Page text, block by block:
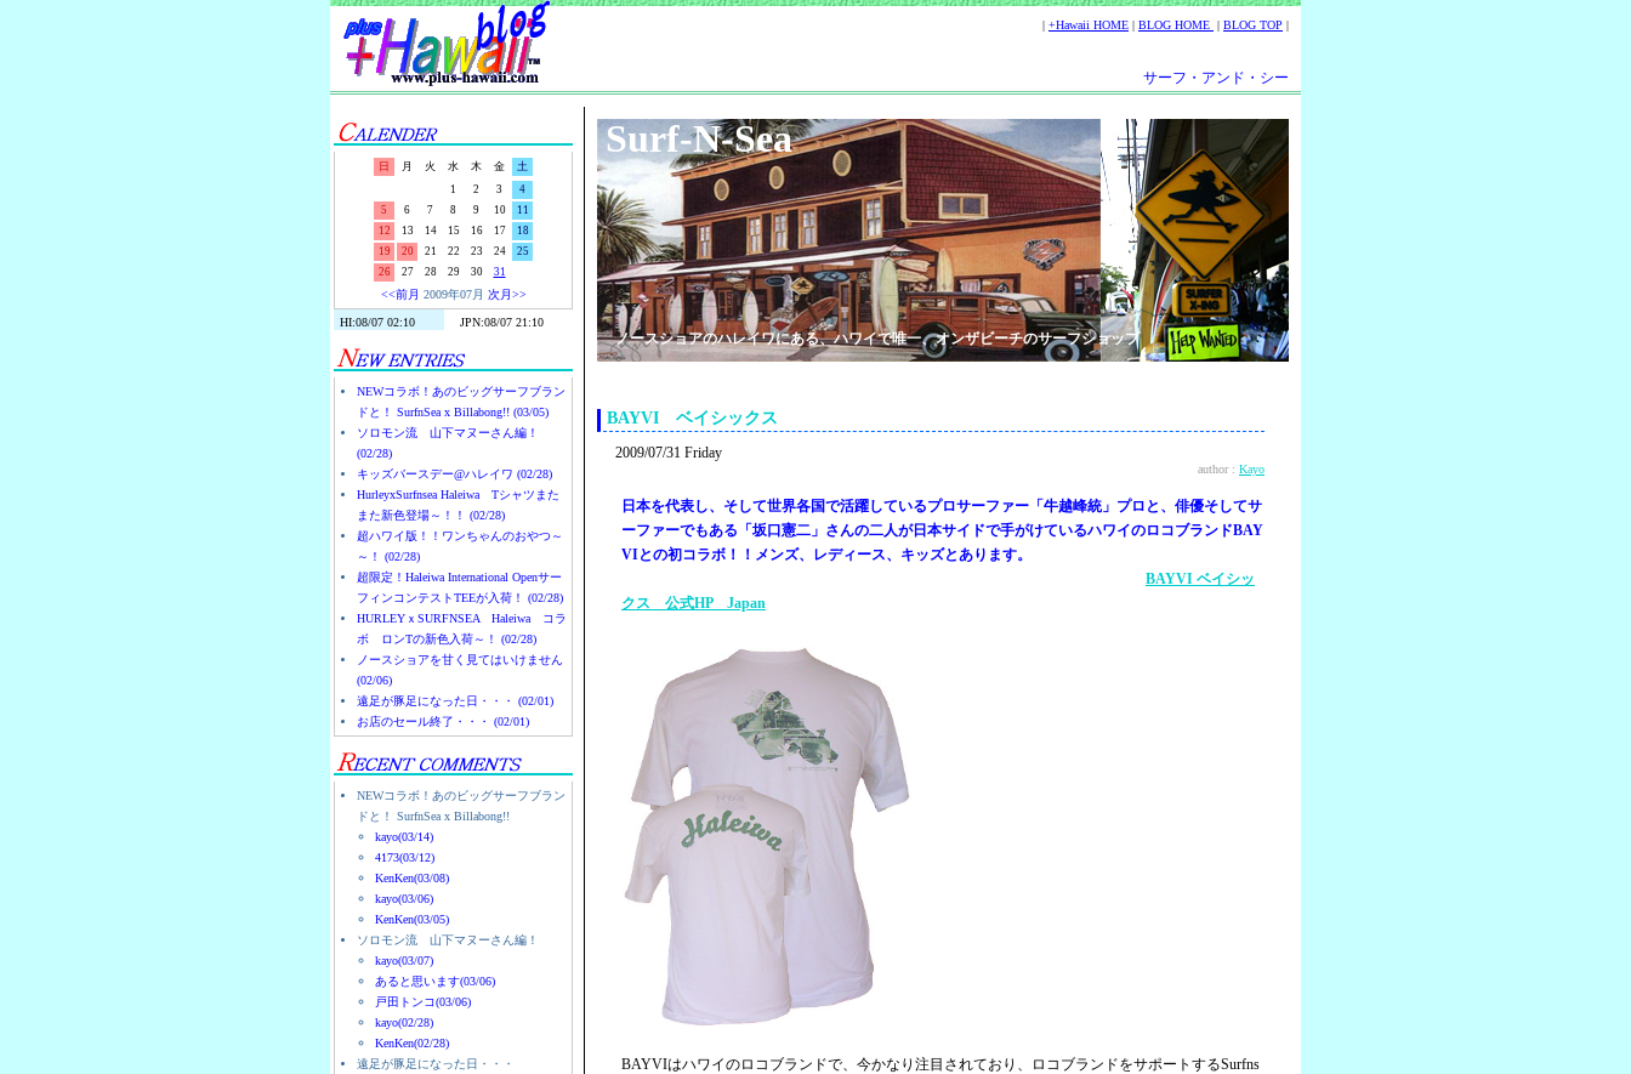
| +Hawaii HOME | BLOG HOME | BLOG TOP |
サーフ・アンド・シー
日 月 火 水 木 金
土
1
2 3
4
5
6 7 8 9 10
11
12
13 14 15 16 17
18
19
20 21 22 23 24
25
26
27 28 29 30 31
<<前月 2009年07月 次月>>
NEWコラボ！あのビッグサーフブラン
ドと！ SurfnSea x Billabong!! (03/05)
ソロモン流 山下マヌーさん編！
(02/28)
キッズバースデー@ハレイワ (02/28)
HurleyxSurfnsea Haleiwa Tシャツまた
また新色登場～！！ (02/28)
超ハワイ版！！ワンちゃんのおやつ～
～！ (02/28)
超限定！Haleiwa International Openサー
フィンコンテストTEEが入荷！ (02/28)
HURLEYｘSURFNSEA Haleiwa コラ
ボ ロンTの新色入荷～！ (02/28)
ノースショアを甘く見てはいけません
(02/06)
遠足が豚足になった日・・・ (02/01)
お店のセール終了・・・ (02/01)
NEWコラボ！あのビッグサーフブラン
ドと！ SurfnSea x Billabong!!
kayo(03/14)
4173(03/12)
KenKen(03/08)
kayo(03/06)
KenKen(03/05)
ソロモン流 山下マヌーさん編！
kayo(03/07)
あると思います(03/06)
戸田トンコ(03/06)
kayo(02/28)
KenKen(02/28)
遠足が豚足になった日・・・
Surf-N-Sea
ノースショアのハレイワにある、ハワイで唯一、オンザビーチのサーフショップ
BAYVI ベイシックス
2009/07/31 Friday
author : Kayo
日本を代表し、そして世界各国で活躍しているプロサーファー「牛越峰統」プロと、俳優そしてサ
ーファーでもある「坂口憲二」さんの二人が日本サイドで手がけているハワイのロコブランドBAY
VIとの初コラボ！！メンズ、レディース、キッズとあります。
BAYVI ベイシッ
クス 公式HP Japan
BAYVIはハワイのロコブランドで、今かなり注目されており、ロコブランドをサポートするSurfns